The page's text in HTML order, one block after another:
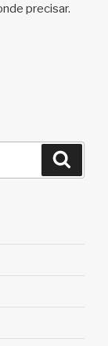
precisar.